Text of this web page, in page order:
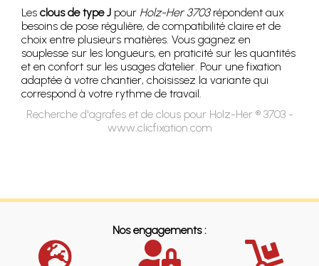
Les clous de type J pour Holz-Her 3703répondent aux
besoins de pose régulière, de compatibilité claire et de
choix entre plusieurs matières. Vous gagnez en
souplesse sur les longueurs, en praticité sur les quantités
et en confort sur les usages d’atelier. Pour une fixation
adaptée à votre chantier, choisissez la variante qui
correspond à votre rythme de travail.
Recherche d'agrafes et de clous pour Holz-Her ® 3703 -
www.clicfixation.com
Nos engagements :